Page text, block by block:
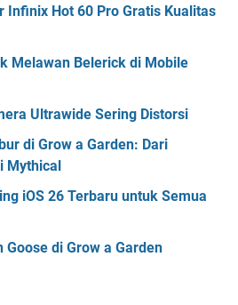
Infinix Hot 60 Pro Gratis Kualitas
Melawan Belerick di Mobile
Ultrawide Sering Distorsi
di Grow a Garden: Dari
Mythical
iOS 26 Terbaru untuk Semua
Goose di Grow a Garden